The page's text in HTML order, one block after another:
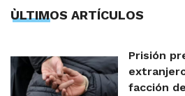
ÙLTIMOS ARTÍCULOS
Prisión
facción